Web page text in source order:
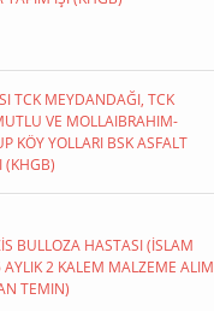
TCK MEYDANDAĞI, TCK
VE MOLLAIBRAHIM-
KÖY YOLLARI BSK ASFALT
(KHGB)
BULLOZA HASTASI (İSLAM
AYLIK 2 KALEM MALZEME ALIM
TEMIN)